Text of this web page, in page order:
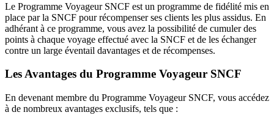
Le Programme Voyageur SNCF est un programme de fidélité mis en
place par la SNCF pour récompenser ses clients les plus assidus. En
adhérant à ce programme, vous avez la possibilité de cumuler des
points à chaque voyage effectué avec la SNCF et de les échanger
contre un large éventail davantages et de récompenses.
Les Avantages du Programme Voyageur SNCF
En devenant membre du Programme Voyageur SNCF, vous accédez
à de nombreux avantages exclusifs, tels que :